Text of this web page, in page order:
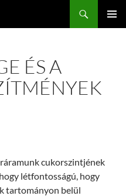
ÉS A
cukorszintjének
létfontosságú, hogy
tartományon belül